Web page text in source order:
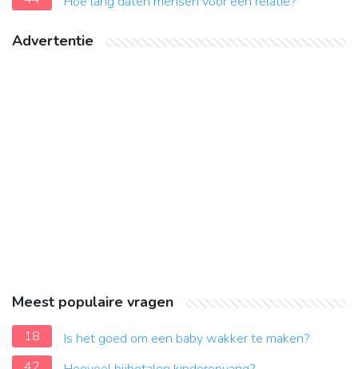
Advertentie
Meest populaire vragen
18
Is het goed om een baby wakker te maken?